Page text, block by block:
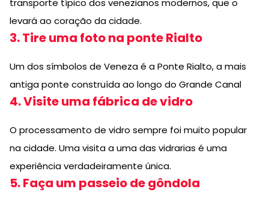
levará ao coração da cidade.
3. Tire uma foto na ponte Rialto
Um dos símbolos de Veneza é a Ponte Rialto, a mais
antiga ponte construída ao longo do Grande Canal
4. Visite uma fábrica de vidro
O processamento de vidro sempre foi muito popular
na cidade. Uma visita a uma das vidrarias é uma
experiência verdadeiramente única.
5. Faça um passeio de gôndola